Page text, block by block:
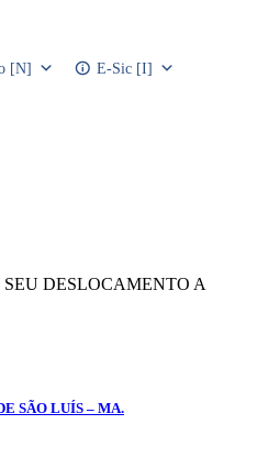
[N] E-Sic [I]
DESLOCAMENTO A
SÃO LUÍS – MA.